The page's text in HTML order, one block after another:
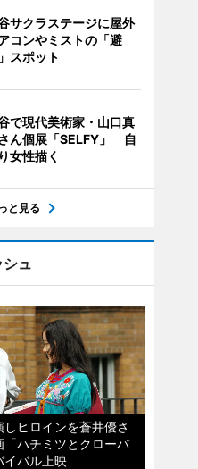
サクラステージに屋外
コンやミストの「避
スポット
で現代美術家・山口真
ん個展「SELFY」 自
女性描く
と見る
ュ
ヒロインを蒼井優さ
「ハチミツとクローバ
イバル上映